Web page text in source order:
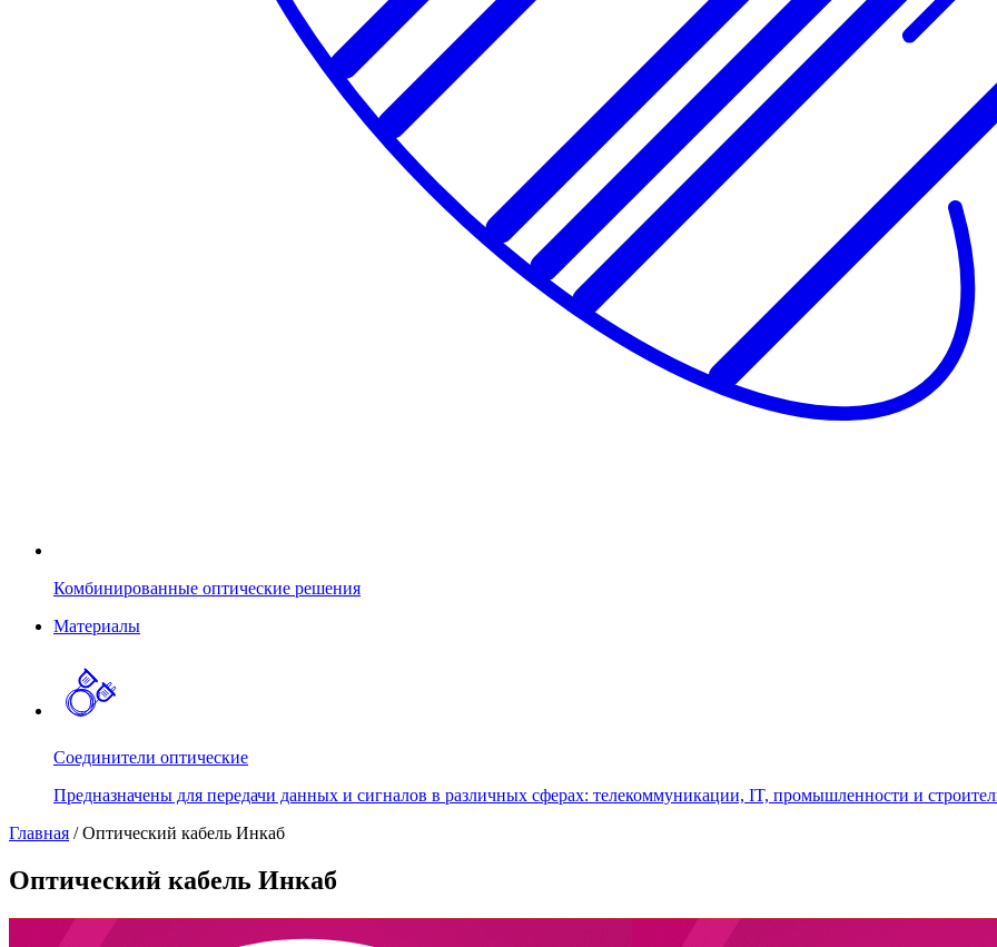
Комбинированные оптические решения
Материалы
Соединители оптические
Предназначены для передачи данных и сигналов в различных сферах: телекоммуникации, IT, промышленности и
Главная / Оптический кабель Инкаб
Оптический кабель Инкаб